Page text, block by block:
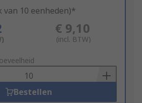
van 10 eenheden)*
€ 9,10
(incl. BTW)
Bestellen